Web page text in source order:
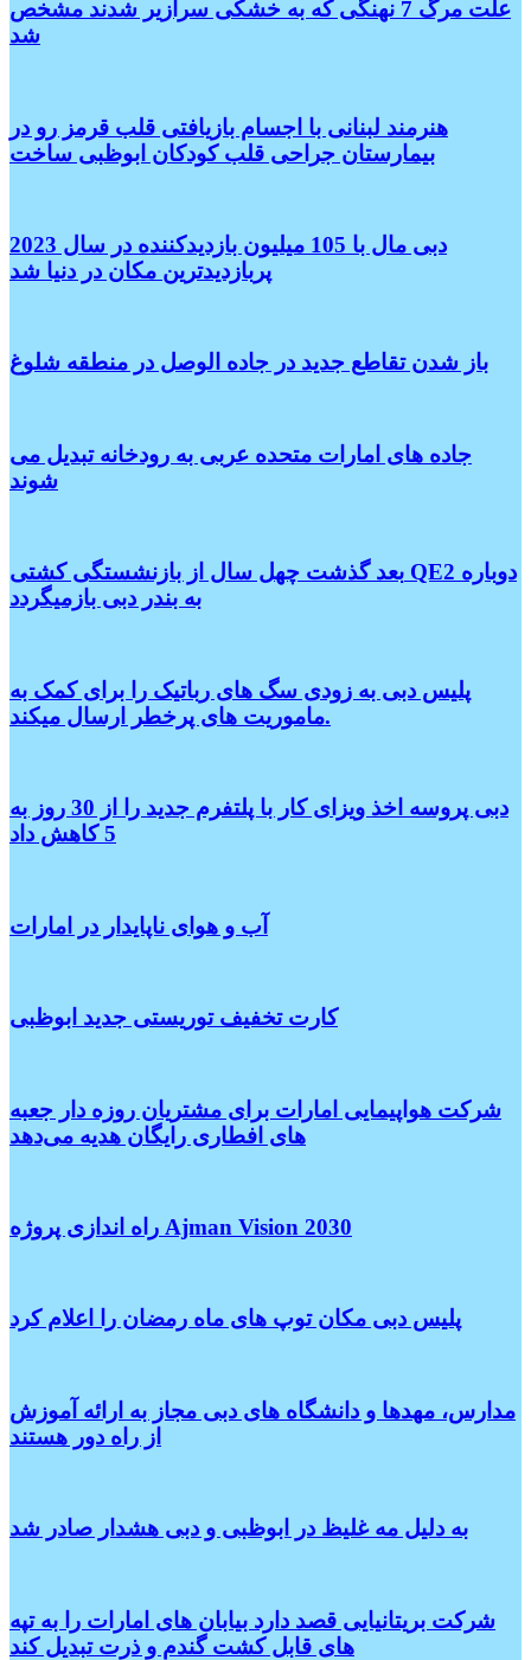
علت مرگ 7 نهنگی که به خشکی سرازیر شدند مشخص
شد
هنرمند لبنانی با اجسام بازیافتی قلب قرمز رو در
بیمارستان جراحی قلب کودکان ابوظبی ساخت
دبی مال با 105 میلیون بازدیدکننده در سال 2023
پربازدیدترین مکان در دنیا شد
باز شدن تقاطع جدید در جاده الوصل در منطقه شلوغ
جاده های امارات متحده عربی به رودخانه تبدیل می
شوند
بعد گذشت چهل سال از بازنشستگی کشتی QE2 دوباره
به بندر دبی بازمیگردد
پلیس دبی به زودی سگ های رباتیک را برای کمک به
ماموریت های پرخطر ارسال میکند.
دبی پروسه اخذ ویزای کار با پلتفرم جدید را از 30 روز به
5 کاهش داد
آب و هوای ناپایدار در امارات
کارت تخفیف توریستی جدید ابوظبی
شرکت هواپیمایی امارات برای مشتریان روزه دار جعبه
های افطاری رایگان هدیه می‌دهد
راه اندازی پروژه Ajman Vision 2030
پلیس دبی مکان توپ های ماه رمضان را اعلام کرد
مدارس، مهدها و دانشگاه های دبی مجاز به ارائه آموزش
از راه دور هستند
به دلیل مه غلیظ در ابوظبی و دبی هشدار صادر شد
شرکت بریتانیایی قصد دارد بیابان های امارات را به تپه
های قابل کشت گندم و ذرت تبدیل کند